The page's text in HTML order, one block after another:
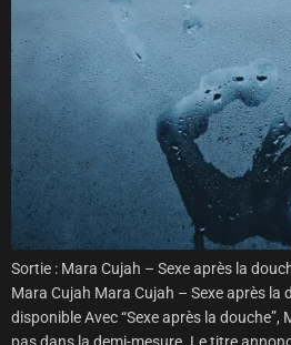
Sortie : Mara Cujah – Sexe après la
Mara Cujah Mara Cujah – Sexe après la
disponible Avec “Sexe après la
pas dans la demi-mesure. Le titre